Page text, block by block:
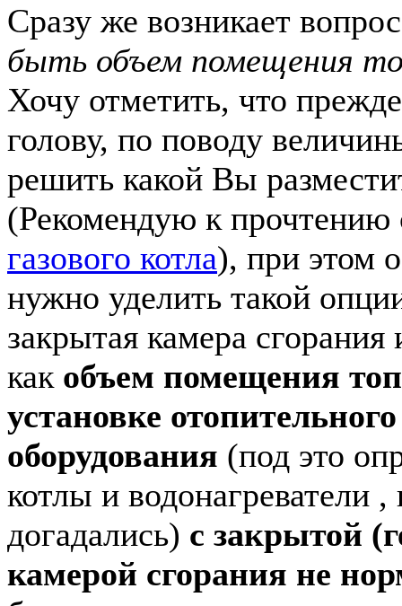
Сразу же возникает
быть объем помещения
Хочу отметить, что
голову, по поводу
решить какой Вы
(Рекомендую к
газового котла), при этом
нужно уделить такой
закрытая камера
как объем помещения
установке отопительного
оборудования (под это
котлы и водонагреватели
догадались) с закрытой
камерой сгорания не